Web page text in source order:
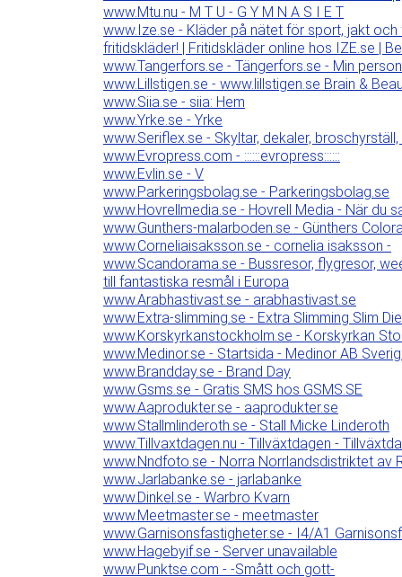
www.Mtu.nu - M T U - G Y M N A S I E T
www.Ize.se - Kläder på nätet för sport, jakt
fritidskläder! | Fritidskläder online hos IZE.se |
www.Tangerfors.se - Tängerfors.se - Min
www.Lillstigen.se - www.lillstigen.se Brain &
www.Siia.se - siia: Hem
www.Yrke.se - Yrke
www.Seriflex.se - Skyltar, dekaler,
www.Evropress.com - ::::::evropress::::::
www.Evlin.se - V
www.Parkeringsbolag.se - Parkeringsbolag.se
www.Hovrellmedia.se - Hovrell Media - När du
www.Gunthers-malarboden.se - Günthers
www.Corneliaisaksson.se - cornelia isaksson -
www.Scandorama.se - Bussresor, flygresor,
till fantastiska resmål i Europa
www.Arabhastivast.se - arabhastivast.se
www.Extra-slimming.se - Extra Slimming Slim
www.Korskyrkanstockholm.se - Korskyrkan
www.Medinor.se - Startsida - Medinor AB
www.Brandday.se - Brand Day
www.Gsms.se - Gratis SMS hos GSMS.SE
www.Aaprodukter.se - aaprodukter.se
www.Stallmlinderoth.se - Stall Micke Linderoth
www.Tillvaxtdagen.nu - Tillväxtdagen -
www.Nndfoto.se - Norra Norrlandsdistriktet av
www.Jarlabanke.se - jarlabanke
www.Dinkel.se - Warbro Kvarn
www.Meetmaster.se - meetmaster
www.Garnisonsfastigheter.se - I4/A1
www.Hagebyif.se - Server unavailable
www.Punktse.com - -Smått och gott-